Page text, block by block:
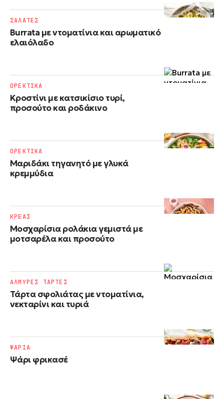
Burrata με ντοματίνια και αρωματικό
ελαιόλαδο
ΣΑΛΑΤΕΣ
Κροστίνι με κατσικίσιο τυρί,
προσούτο και ροδάκινο
ΟΡΕΚΤΙΚΑ
Μαριδάκι τηγανητό με γλυκά
κρεμμύδια
ΟΡΕΚΤΙΚΑ
Μοσχαρίσια ρολάκια γεμιστά με
μοτσαρέλα και προσούτο
ΚΡΕΑΣ
Τάρτα σφολιάτας με ντοματίνια,
νεκταρίνι και τυριά
ΑΛΜΥΡΕΣ ΤΑΡΤΕΣ
Ψάρι φρικασέ
ΨΑΡΙΑ